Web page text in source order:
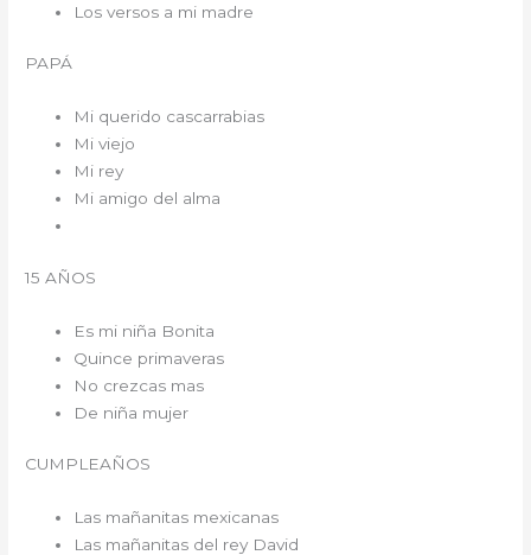
Los versos a mi madre
PAPÁ
Mi querido cascarrabias
Mi viejo
Mi rey
Mi amigo del alma
15 AÑOS
Es mi niña Bonita
Quince primaveras
No crezcas mas
De niña mujer
CUMPLEAÑOS
Las mañanitas mexicanas
Las mañanitas del rey David